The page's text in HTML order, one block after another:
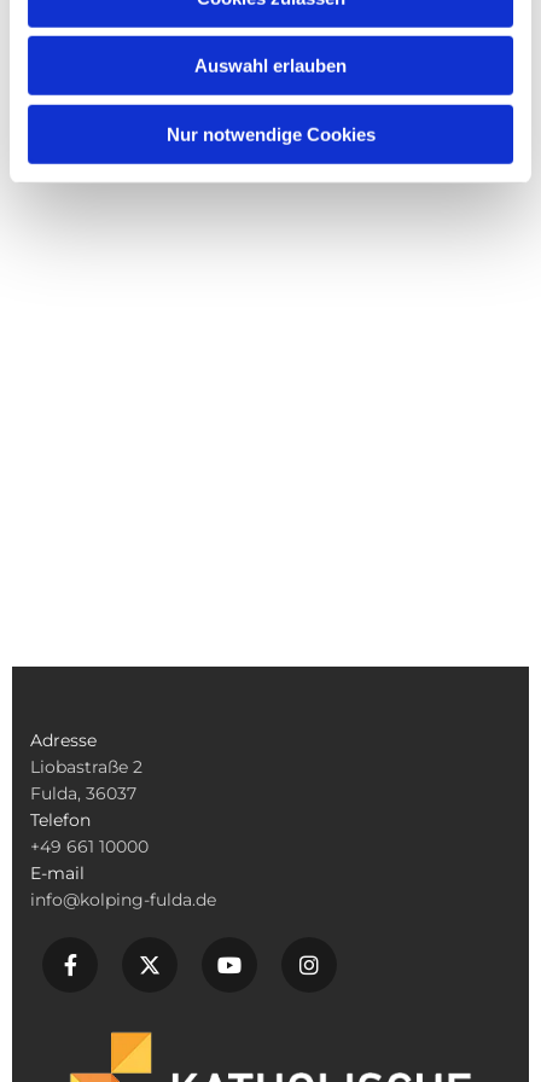
Auswahl erlauben
Nur notwendige Cookies
Adresse
Liobastraße 2
Fulda, 36037
Telefon
+49 661 10000
E-mail
info@kolping-fulda.de